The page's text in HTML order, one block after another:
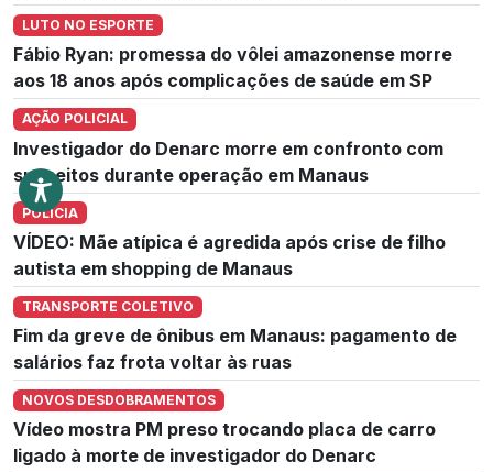
LUTO NO ESPORTE
Fábio Ryan: promessa do vôlei amazonense morre
aos 18 anos após complicações de saúde em SP
AÇÃO POLICIAL
Investigador do Denarc morre em confronto com
suspeitos durante operação em Manaus
POLÍCIA
VÍDEO: Mãe atípica é agredida após crise de filho
autista em shopping de Manaus
TRANSPORTE COLETIVO
Fim da greve de ônibus em Manaus: pagamento de
salários faz frota voltar às ruas
NOVOS DESDOBRAMENTOS
Vídeo mostra PM preso trocando placa de carro
ligado à morte de investigador do Denarc